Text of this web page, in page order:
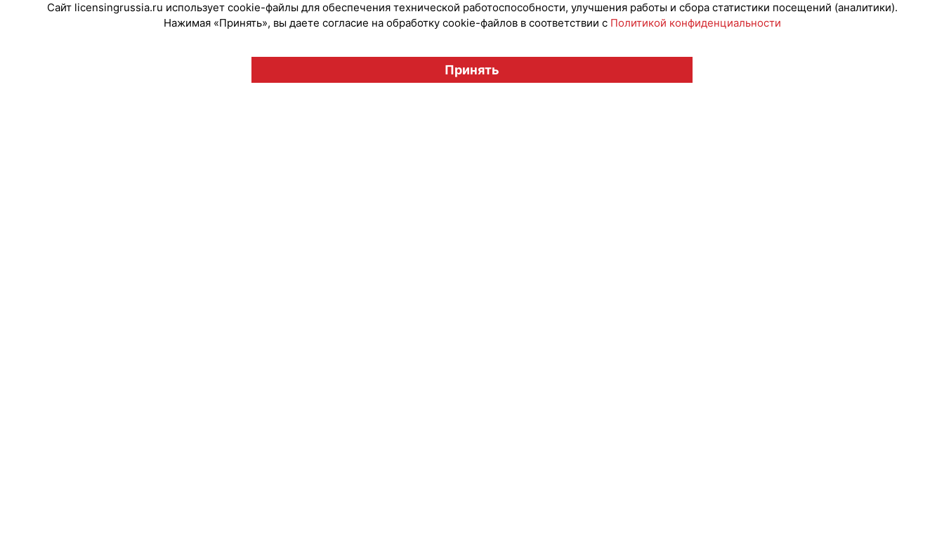
© "Вестник лицензионного рынка", licensingrussia.ru, 2009-2026 12+
Сайт licensingrussia.ru использует cookie-файлы для обеспечения технической работоспособности, улучшения работы и сбора статистики посещений (аналитики).
Нажимая «Принять», вы даете согласие на обработку cookie-файлов в соответствии с Политикой конфиденциальности
Принять